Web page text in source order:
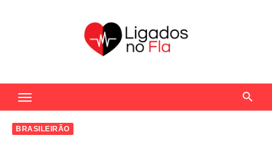
c
BRASILEIRÃO